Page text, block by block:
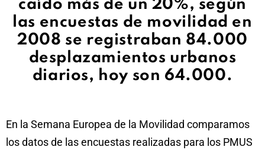
caído más de un 20%, según
las encuestas de movilidad en
2008 se registraban 84.000
desplazamientos urbanos
diarios, hoy son 64.000.
En la Semana Europea de la Movilidad comparamos
los datos de las encuestas realizadas para los PMUS